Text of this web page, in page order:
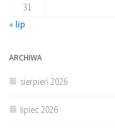
31
« lip
ARCHIWA
sierpień 2026
lipiec 2026